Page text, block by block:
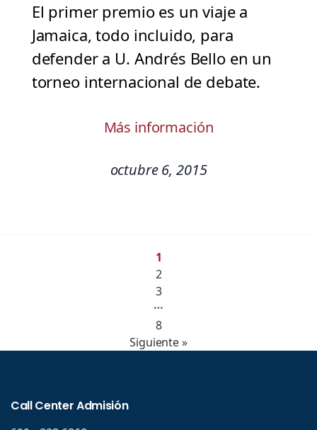
El primer premio es un viaje a
Jamaica, todo incluido, para
defender a U. Andrés Bello en un
torneo internacional de debate.
Más información
octubre 6, 2015
1
2
3
…
8
Siguiente »